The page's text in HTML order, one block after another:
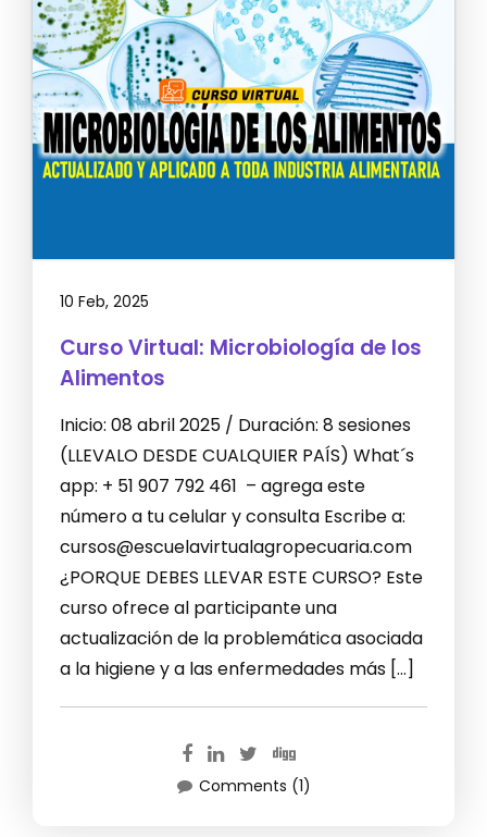
10 Feb, 2025
Curso Virtual: Microbiología de los
Alimentos
Inicio: 08 abril 2025 / Duración: 8 sesiones
(LLEVALO DESDE CUALQUIER PAÍS) What´s
app: + 51 907 792 461 – agrega este
número a tu celular y consulta Escribe a:
cursos@escuelavirtualagropecuaria.com
¿PORQUE DEBES LLEVAR ESTE CURSO? Este
curso ofrece al participante una
actualización de la problemática asociada
a la higiene y a las enfermedades más […]
Comments (1)